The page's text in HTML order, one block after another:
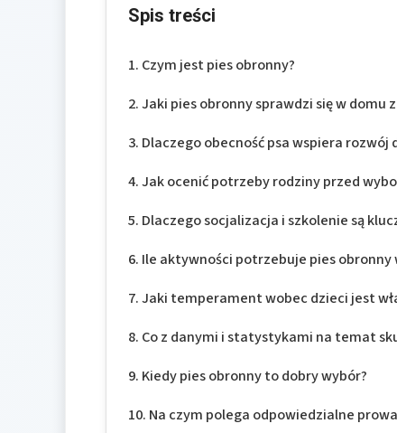
Spis treści
Czym jest pies obronny?
Jaki pies obronny sprawdzi się w domu
Dlaczego obecność psa wspiera rozwój
Jak ocenić potrzeby rodziny przed
Dlaczego socjalizacja i szkolenie są
Ile aktywności potrzebuje pies obronny
Jaki temperament wobec dzieci jest
Co z danymi i statystykami na temat
Kiedy pies obronny to dobry wybór?
Na czym polega odpowiedzialne